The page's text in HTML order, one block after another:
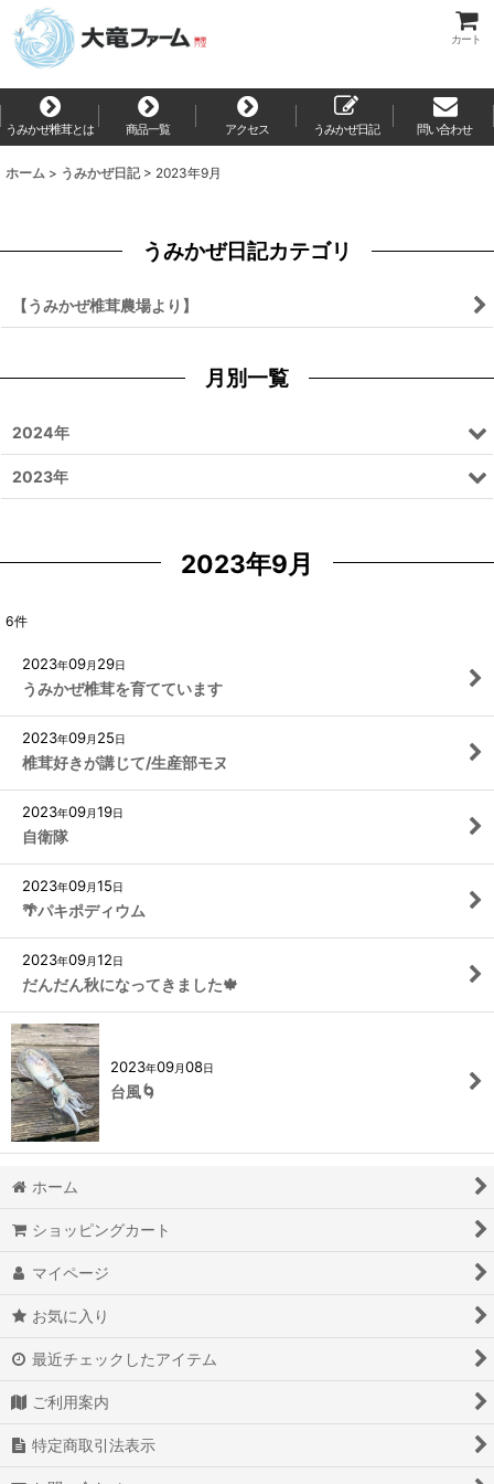
カート
うみかぜ椎茸とは 商品一覧 アクセス うみかぜ日記 問い合わせ
ホーム > うみかぜ日記 > 2023年9月
2023年9月
6件
2023年09月 29日
うみかぜ椎茸を育てています
2023年09月 25日
椎茸好きが講じて/生産部モヌ
2023年09月19日
自衛隊
2023年09月15日
🌴パキポディウム
2023年09月12日
だんだん秋になってきました🍁
2023年09月08日
台風🌀
うみかぜ日記カテゴリ
【うみかぜ椎茸農場より】
月別一覧
2024年
2023年
ホーム
ショッピングカート
マイページ
お気に入り
最近チェックしたアイテム
ご利用案内
特定商取引法表示